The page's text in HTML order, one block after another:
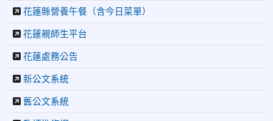
2026-06-10 教育廣播電台：揮別童年迎向青春 中正國小畢業
師生自製畢業歌曲
2026-06-10 教育廣播電台：尋覓歷史記憶 花蓮中正國小社團
2026-04-30
捐助光復國小
2026-07-22 花蓮新聞網：花蓮市中正國小跆拳道隊捷報連
連 三大賽事勇奪20金12銀6銅 展現深厚培訓實力
花蓮縣營養午餐（含今日菜單）
花蓮親師生平台
花蓮處務公告
新公文系統
舊公文系統